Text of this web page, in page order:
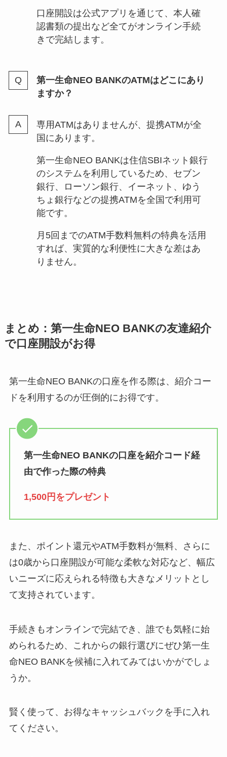
口座開設は公式アプリを通じて、本人確
認書類の提出など全てがオンライン手続
きで完結します。
第一生命NEO BANKのATMはどこにあり
ますか？
専用ATMはありませんが、提携ATMが全
国にあります。
第一生命NEO BANKは住信SBIネット銀行
のシステムを利用しているため、セブン
銀行、ローソン銀行、イーネット、ゆう
ちょ銀行などの提携ATMを全国で利用可
能です。
月5回までのATM手数料無料の特典を活用
すれば、実質的な利便性に大きな差はあ
りません。
まとめ：第一生命NEO BANKの友達紹介
で口座開設がお得
第一生命NEO BANKの口座を作る際は、紹介コー
ドを利用するのが圧倒的にお得です。
第一生命NEO BANKの口座を紹介コード経
由で作った際の特典
1,500円をプレゼント
また、ポイント還元やATM手数料が無料、さらに
は0歳から口座開設が可能な柔軟な対応など、幅広
いニーズに応えられる特徴も大きなメリットとし
て支持されています。
手続きもオンラインで完結でき、誰でも気軽に始
められるため、これからの銀行選びにぜひ第一生
命NEO BANKを候補に入れてみてはいかがでしょ
うか。
賢く使って、お得なキャッシュバックを手に入れ
てください。